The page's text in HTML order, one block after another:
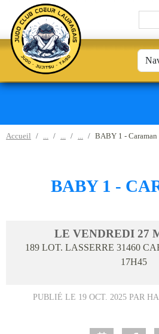
Accueil BABY 1 - Caraman
BABY 1 -
LE VENDREDI 27
189 LOT. LASSERRE 31460
17H45
PUBLIÉ LE 19 OCT. 2025 PAR
Panneau de gestion des cookies